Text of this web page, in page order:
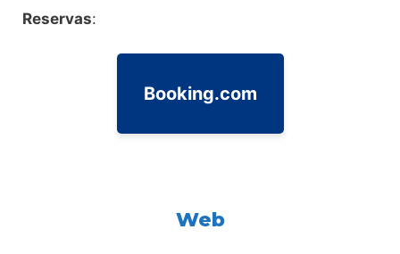
Reservas:
Booking.com
Web